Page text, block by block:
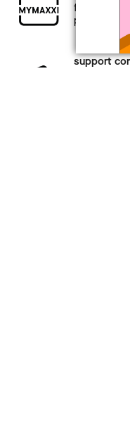
for those
present
support